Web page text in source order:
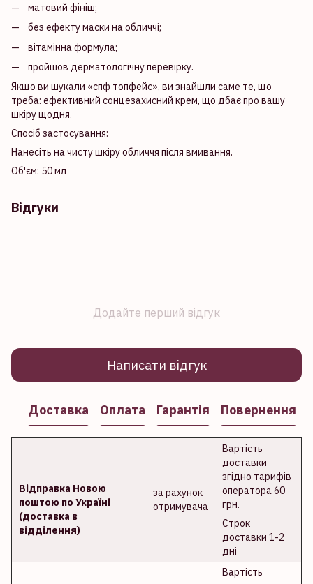
матовий фініш;
без ефекту маски на обличчі;
вітамінна формула;
пройшов дерматологічну перевірку.
Якщо ви шукали «спф топфейс», ви знайшли саме те, що
треба: ефективний сонцезахисний крем, що дбає про вашу
шкіру щодня.
Спосіб застосування:
Нанесіть на чисту шкіру обличчя після вмивання.
Об'єм: 50 мл
Відгуки
Додайте перший відгук
Написати відгук
Доставка Оплата Гарантія Повернення
Відправка Новою
поштою по Україні
(доставка в
відділення)
за рахунок
отримувача
Вартість
доставки
згідно тарифів
оператора 60
грн.
Строк
доставки 1-2
дні
Вартість